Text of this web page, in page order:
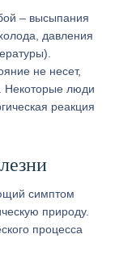
– высыпания
давления
не несет,
Некоторые люди
реакция
симптом
природу.
процесса